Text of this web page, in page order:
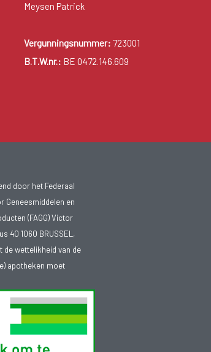
Meysen Patrick
Vergunningsnummer: 723001
B.T.W.nr.: BE 0472.146.609
door het Federaal
Geneesmiddelen en
(FAGG) Victor
40 1060 BRUSSEL,
de wettelikheid van de
apotheken moet